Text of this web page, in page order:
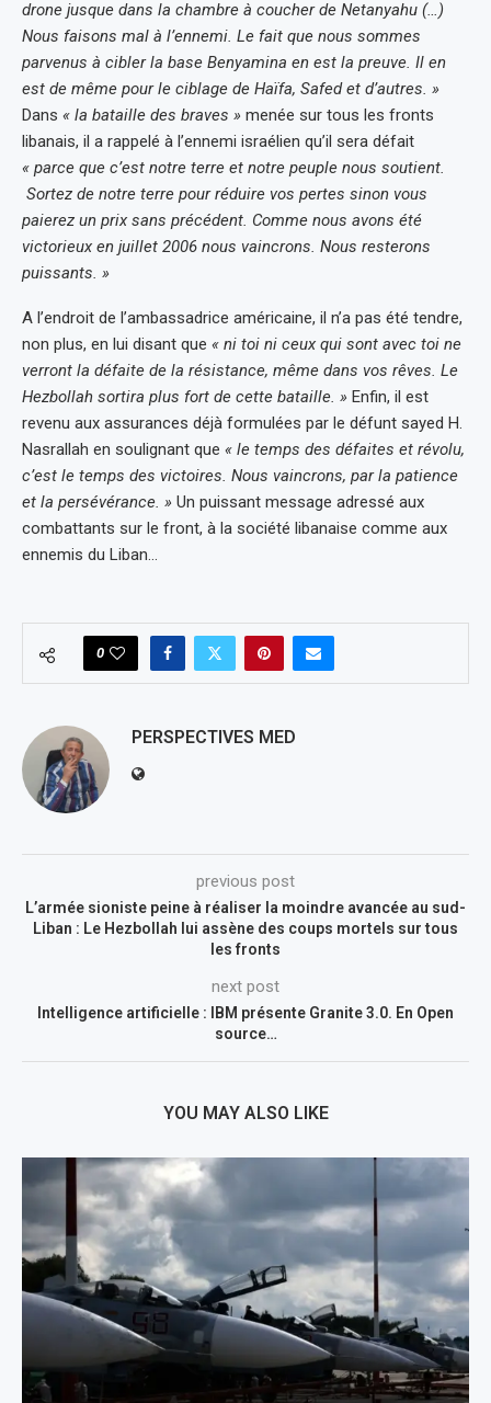
drone jusque dans la chambre à coucher de Netanyahu (…)
Nous faisons mal à l’ennemi. Le fait que nous sommes
parvenus à cibler la base Benyamina en est la preuve. Il en
est de même pour le ciblage de Haïfa, Safed et d’autres. »
Dans « la bataille des braves » menée sur tous les fronts
libanais, il a rappelé à l’ennemi israélien qu’il sera défait
« parce que c’est notre terre et notre peuple nous soutient.
Sortez de notre terre pour réduire vos pertes sinon vous
paierez un prix sans précédent. Comme nous avons été
victorieux en juillet 2006 nous vaincrons. Nous resterons
puissants. »
A l’endroit de l’ambassadrice américaine, il n’a pas été tendre,
non plus, en lui disant que « ni toi ni ceux qui sont avec toi ne
verront la défaite de la résistance, même dans vos rêves. Le
Hezbollah sortira plus fort de cette bataille. » Enfin, il est
revenu aux assurances déjà formulées par le défunt sayed H.
Nasrallah en soulignant que « le temps des défaites et révolu,
c’est le temps des victoires. Nous vaincrons, par la patience
et la persévérance. » Un puissant message adressé aux
combattants sur le front, à la société libanaise comme aux
ennemis du Liban…
0
PERSPECTIVES MED
previous post
L’armée sioniste peine à réaliser la moindre avancée au sud-
Liban : Le Hezbollah lui assène des coups mortels sur tous
les fronts
next post
Intelligence artificielle : IBM présente Granite 3.0. En Open
source…
YOU MAY ALSO LIKE